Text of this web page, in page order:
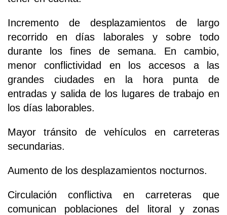
Incremento de desplazamientos de largo
recorrido en días laborales y sobre todo
durante los fines de semana. En cambio,
menor conflictividad en los accesos a las
grandes ciudades en la hora punta de
entradas y salida de los lugares de trabajo en
los días laborables.
Mayor tránsito de vehículos en carreteras
secundarias.
Aumento de los desplazamientos nocturnos.
Circulación conflictiva en carreteras que
comunican poblaciones del litoral y zonas